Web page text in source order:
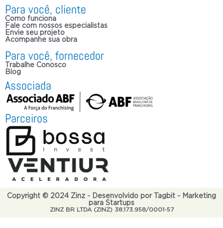
Para você, cliente
Como funciona
Fale com nossos especialistas
Envie seu projeto
Acompanhe sua obra
Para você, fornecedor
Trabalhe Conosco
Blog
Associada
Parceiros
Copyright © 2024 Zinz - Desenvolvido por Tagbit - Marketing
para Startups
ZINZ BR LTDA (ZINZ) 38.173.958/0001-57